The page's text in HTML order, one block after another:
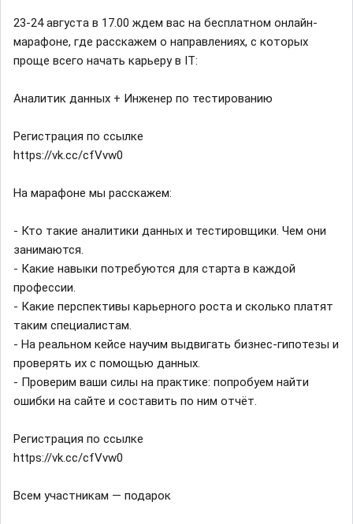
23-24 августа в 17.00 ждем вас на бесплатном онлайн-
марафоне, где расскажем о направлениях, с которых
проще всего начать карьеру в IT:
Аналитик данных + Инженер по тестированию
Регистрация по ссылке
https://vk.cc/cfVvw0
На марафоне мы расскажем:
- Кто такие аналитики данных и тестировщики. Чем они
занимаются.
- Какие навыки потребуются для старта в каждой
профессии.
- Какие перспективы карьерного роста и сколько платят
таким специалистам.
- На реальном кейсе научим выдвигать бизнес-гипотезы и
проверять их с помощью данных.
- Проверим ваши силы на практике: попробуем найти
ошибки на сайте и составить по ним отчёт.
Регистрация по ссылке
https://vk.cc/cfVvw0
Всем участникам — подарок